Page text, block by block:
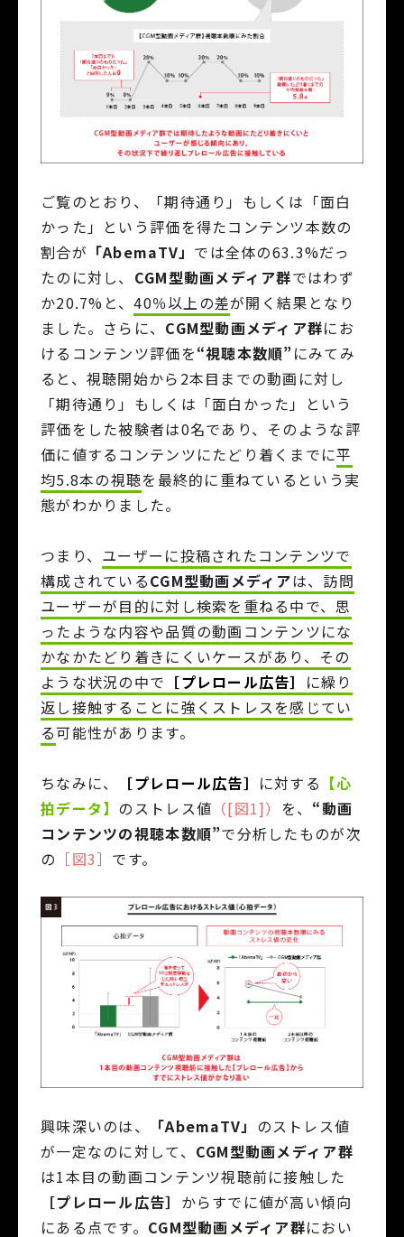
ご覧のとおり、「期待通り」もしくは「面白
かった」という評価を得たコンテンツ本数の
割合が 「AbemaTV」 では全体の63.3%だっ
たのに対し、 CGM型動画メディア群ではわず
か20.7%と、40％以上の差が開く結果となり
ました。さらに、 CGM型動画メディア群にお
けるコンテンツ評価を“視聴本数順”にみてみ
ると、 視聴開始から2本目までの動画に対し
「期待通り」もしくは「面白かった」という
評価をした被験者は0名であり、そのような評
価に値するコンテンツにたどり着くまでに平
均5.8本の視聴を最終的に重ねている という実
態がわかりました。
つまり、 ユーザーに投稿されたコンテンツで
構成されているCGM型動画メディアは、訪問
ユーザーが目的に対し検索を重ねる中で、思
ったような内容や品質の動画コンテンツにな
かなかたどり着きにくいケースがあり、その
ような状況の中で ［プレロール広告］ に繰り
返し接触することに強くストレスを感じてい
る可能性があります。
ちなみに、 ［プレロール広告］ に対する 【心
拍データ】 のストレス値 （[図1]） を、 “動画
コンテンツの視聴本数順”で分析したものが次
の ［図3］ です。
興味深いのは、 「AbemaTV」 のストレス値
が一定なのに対して、 CGM型動画メディア群
は1本目の動画コンテンツ視聴前に接触した
［プレロール広告］ からすでに値が高い傾向
にある点です。 CGM型動画メディア群におい